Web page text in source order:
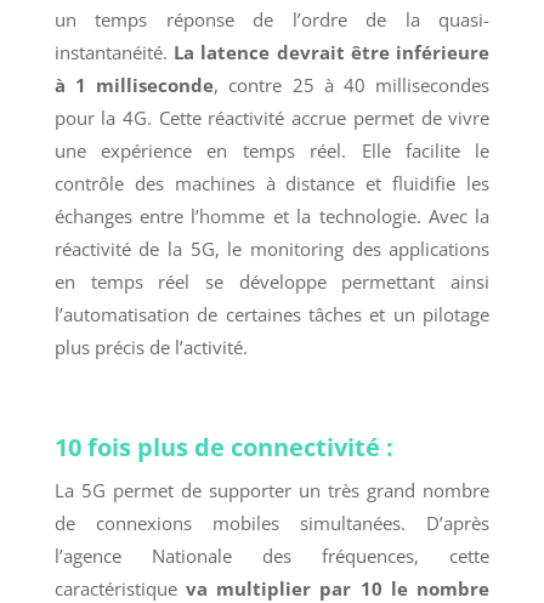
un temps réponse de l’ordre de la quasi-
instantanéité. La latence devrait être inférieure
à 1 milliseconde, contre 25 à 40 millisecondes
pour la 4G. Cette réactivité accrue permet de vivre
une expérience en temps réel. Elle facilite le
contrôle des machines à distance et fluidifie les
échanges entre l’homme et la technologie. Avec la
réactivité de la 5G, le monitoring des applications
en temps réel se développe permettant ainsi
l’automatisation de certaines tâches et un pilotage
plus précis de l’activité.
10 fois plus de connectivité :
La 5G permet de supporter un très grand nombre
de connexions mobiles simultanées. D’après
l’agence Nationale des fréquences, cette
caractéristiqueva multiplier par 10 le nombre